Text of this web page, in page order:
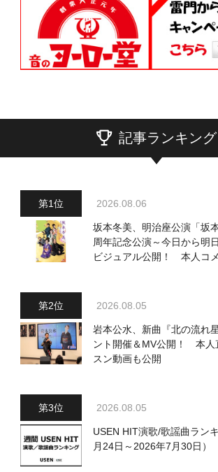
記事ランキング
2026.08.06
坂本冬美、明治座公演「坂
周年記念公演～今日から明
ビジュアル公開！ 本人コ
2026.08.05
岩本公水、新曲『北の流れ
ント開催＆MV公開！ 本人
スン動画も公開
2026.08.05
USEN HIT演歌/歌謡曲ラン
月24日～2026年7月30日）